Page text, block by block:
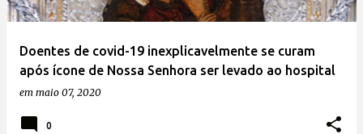
Doentes de covid-19 inexplicavelmente se curam
após ícone de Nossa Senhora ser levado ao hospital
em maio 07, 2020
0